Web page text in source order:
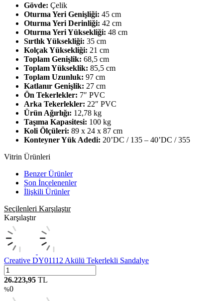
Gövde: Çelik
Oturma Yeri Genişliği: 45 cm
Oturma Yeri Derinliği: 42 cm
Oturma Yeri Yüksekliği: 48 cm
Sırtlık Yüksekliği: 35 cm
Kolçak Yüksekliği: 21 cm
Toplam Genişlik: 68,5 cm
Toplam Yükseklik: 85,5 cm
Toplam Uzunluk: 97 cm
Katlanır Genişlik: 27 cm
Ön Tekerlekler: 7″ PVC
Arka Tekerlekler: 22″ PVC
Ürün Ağırlığı: 12,78 kg
Taşıma Kapasitesi: 100 kg
Koli Ölçüleri: 89 x 24 x 87 cm
Konteyner Yük Adedi: 20’DC / 135 – 40’DC / 355
Vitrin Ürünleri
Benzer Ürünler
Son İncelenenler
İlişkili Ürünler
Seçilenleri Karşılaştır
Karşılaştır
Creative DY01112 Akülü Tekerlekli Sandalye
26.223,95 TL
%0